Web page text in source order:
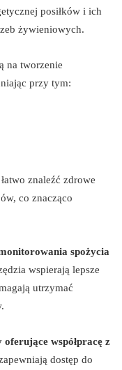
posiłków i ich
żywieniowych.
na tworzenie
przy tym:
znaleźć zdrowe
co znacząco
spożycia
wspierają lepsze
utrzymać
współpracę z
dostęp do